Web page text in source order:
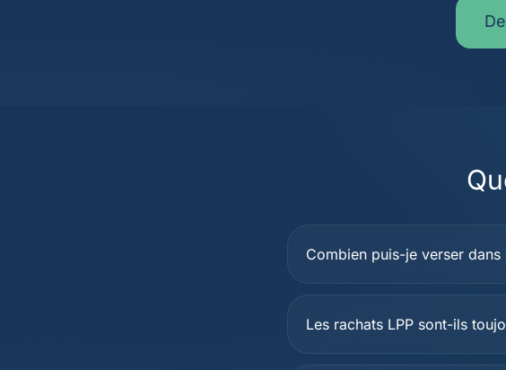
Combien puis-je verser
Les rachats LPP sont-ils